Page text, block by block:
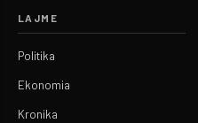
LAJME
Politika
Ekonomia
Kronika